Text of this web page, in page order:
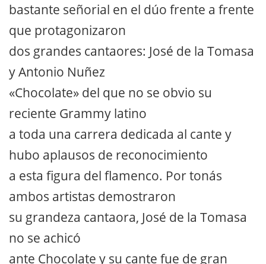
bastante señorial en el dúo frente a frente
que protagonizaron
dos grandes cantaores: José de la Tomasa
y Antonio Nuñez
«Chocolate» del que no se obvio su
reciente Grammy latino
a toda una carrera dedicada al cante y
hubo aplausos de reconocimiento
a esta figura del flamenco. Por tonás
ambos artistas demostraron
su grandeza cantaora, José de la Tomasa
no se achicó
ante Chocolate y su cante fue de gran